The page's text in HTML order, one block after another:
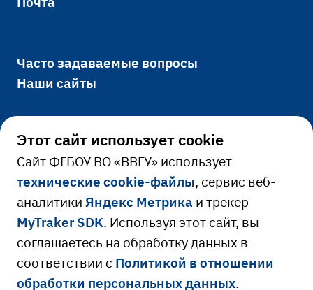
Часто задаваемые вопросы
Наши сайты
Официально
Сведения об образовательной
организации
Сведения о доходах руководителя
Противодействие коррупции
Ресурсы и сервисы
Расписание занятий
Библиотека
Версия для слабовидящих
Этот сайт использует cookie
Cайт ФГБОУ ВО «ВВГУ» использует
технические cookie-файлы, сервис веб-
аналитикиЯндекс Метрика и трекер
MyTraker SDK. Используя этот сайт, вы
соглашаетесь на обработку данных в
соответствии с Политикой в отношении
обработки персональных данных.